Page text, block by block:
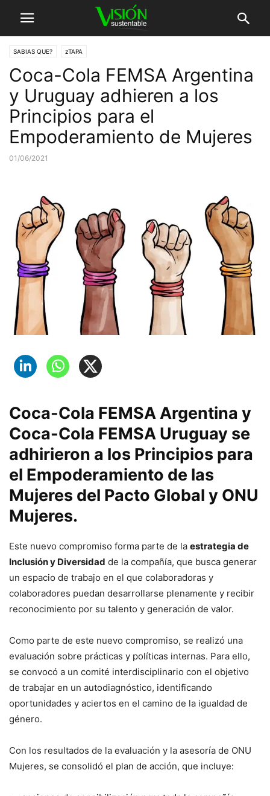
SABIAS QUE? zTAPA
Coca-Cola FEMSA Argentina
y Uruguay adhieren a los
Principios para el
Empoderamiento de Mujeres
01/06/2021
Coca-Cola FEMSA Argentina y
Coca-Cola FEMSA Uruguay se
adhirieron a los Principios para
el Empoderamiento de las
Mujeres del Pacto Global y ONU
Mujeres.
Este nuevo compromiso forma parte de la estrategia de
Inclusión y Diversidad de la compañía, que busca generar
un espacio de trabajo en el que colaboradoras y
colaboradores puedan desarrollarse plenamente y recibir
reconocimiento por su talento y generación de valor.
Como parte de este nuevo compromiso, se realizó una
evaluación sobre prácticas y políticas internas. Para ello,
se convocó a un comité interdisciplinario con el objetivo
de trabajar en un autodiagnóstico, identificando
oportunidades y aciertos en el camino de la igualdad de
género.
Con los resultados de la evaluación y la asesoría de ONU
Mujeres, se consolidó el plan de acción, que incluye: